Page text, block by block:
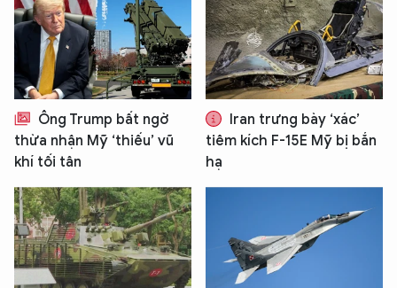
Ông Trump bất ngờ
thừa nhận Mỹ ‘thiếu’ vũ
khí tối tân
Iran trưng bày ‘xác’
tiêm kích F-15E Mỹ bị bắn
hạ